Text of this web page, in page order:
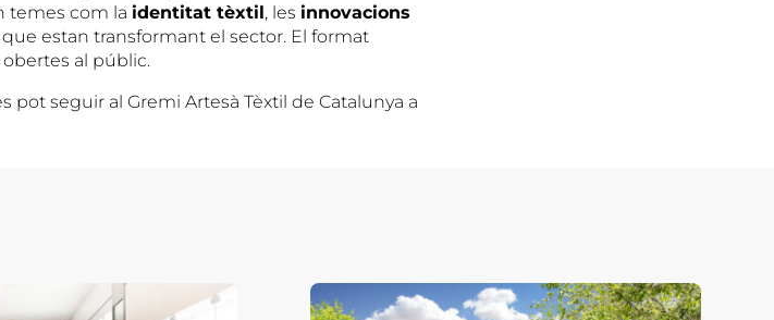
temes com la identitat tèxtil, les innovacions
que estan transformant el sector. El format
al públic.
pot seguir al Gremi Artesà Tèxtil de Catalunya a